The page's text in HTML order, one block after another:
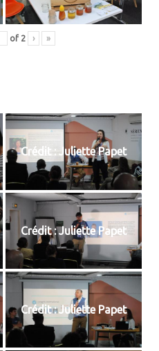
of 2 › »
Crédit : Juliette Papet
Crédit : Juliette Papet
Crédit : Juliette Papet